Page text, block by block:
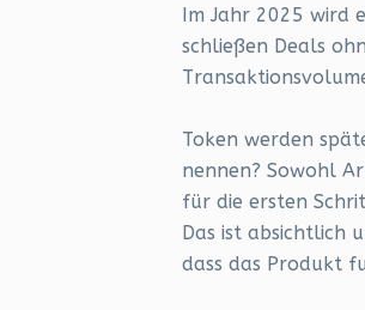
Im Jahr 2025 wird
schließen Deals
Token werden
nennen? Sowohl
für die ersten
Das ist absichtlich
dass das Produkt